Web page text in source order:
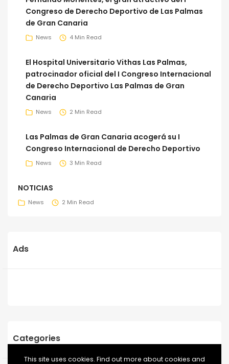
Congreso de Derecho Deportivo de Las Palmas
de Gran Canaria
News 4 Min Read
El Hospital Universitario Vithas Las Palmas,
patrocinador oficial del I Congreso Internacional
de Derecho Deportivo Las Palmas de Gran
Canaria
News 2 Min Read
Las Palmas de Gran Canaria acogerá su I
Congreso Internacional de Derecho Deportivo
News 3 Min Read
NOTICIAS
News 2 Min Read
Ads
Categories
This site uses cookies. Find out more about cookies and